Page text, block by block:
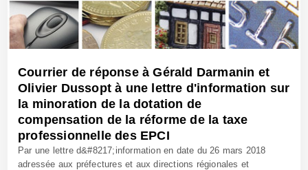
Courrier de réponse à Gérald Darmanin et
Olivier Dussopt à une lettre d'information sur
la minoration de la dotation de
compensation de la réforme de la taxe
professionnelle des EPCI
Par une lettre d&#8217;information en date du 26 mars 2018
adressée aux préfectures et aux directions régionales et